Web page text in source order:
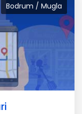
Bodrum / Mugla